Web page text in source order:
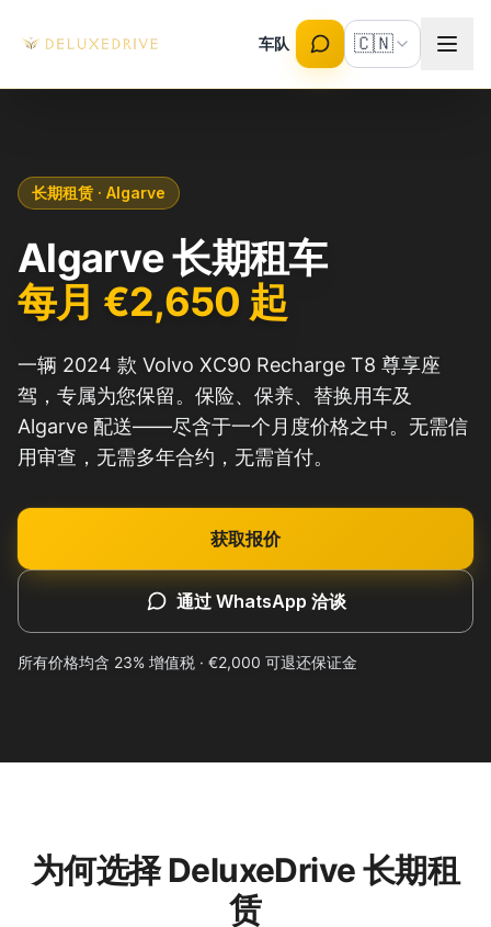
车队 🇨🇳
长期租赁 · Algarve
Algarve 长期租车
每月 €2,650 起
一辆 2024 款 Volvo XC90 Recharge T8 尊享座
驾，专属为您保留。保险、保养、替换用车及
Algarve 配送——尽含于一个月度价格之中。无需信
用审查，无需多年合约，无需首付。
获取报价
通过 WhatsApp 洽谈
所有价格均含 23% 增值税 · €2,000 可退还保证金
为何选择 DeluxeDrive 长期租
赁